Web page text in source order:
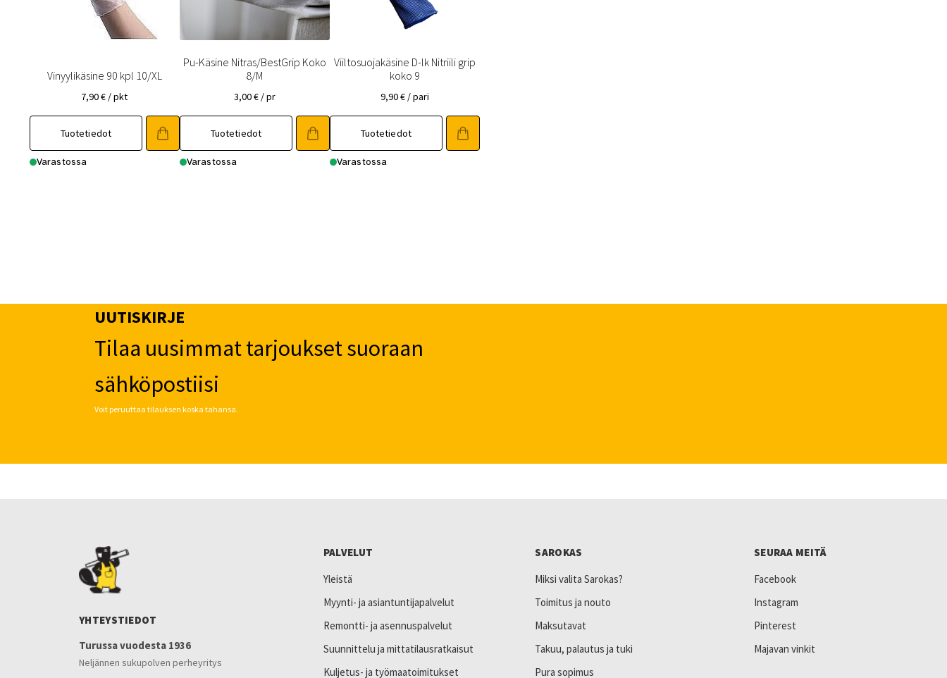
Vinyylikäsine 90 kpl 10/XL
7,90€ / pkt
Tuotetiedot
Varastossa
Pu-Käsine Nitras/BestGrip Koko
8/M
3,00€ / pr
Tuotetiedot
Varastossa
Viiltosuojakäsine D-lk Nitriili grip
koko 9
9,90€ / pari
Tuotetiedot
Varastossa
UUTISKIRJE
Tilaa uusimmat tarjoukset suoraan
sähköpostiisi
Voit peruuttaa tilauksen koska tahansa.
YHTEYSTIEDOT
Turussa vuodesta 1936
Neljännen sukupolven perheyritys
PALVELUT
Yleistä
Myynti- ja asiantuntijapalvelut
Remontti- ja asennuspalvelut
Suunnittelu ja mittatilausratkaisut
Kuljetus- ja työmaatoimitukset
SAROKAS
Miksi valita Sarokas?
Toimitus ja nouto
Maksutavat
Takuu, palautus ja tuki
Pura sopimus
SEURAA MEITÄ
Facebook
Instagram
Pinterest
Majavan vinkit